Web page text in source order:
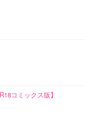
コミックス版】